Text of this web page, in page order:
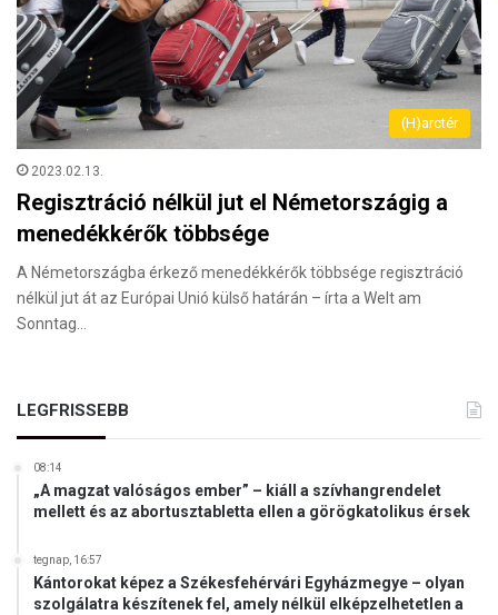
(H)arctér
2023.02.13.
Regisztráció nélkül jut el Németországig a
menedékkérők többsége
A Németországba érkező menedékkérők többsége regisztráció
nélkül jut át az Európai Unió külső határán – írta a Welt am
Sonntag…
LEGFRISSEBB
08:14
„A magzat valóságos ember” – kiáll a szívhangrendelet
mellett és az abortusztabletta ellen a görögkatolikus érsek
tegnap, 16:57
Kántorokat képez a Székesfehérvári Egyházmegye – olyan
szolgálatra készítenek fel, amely nélkül elképzelhetetlen a